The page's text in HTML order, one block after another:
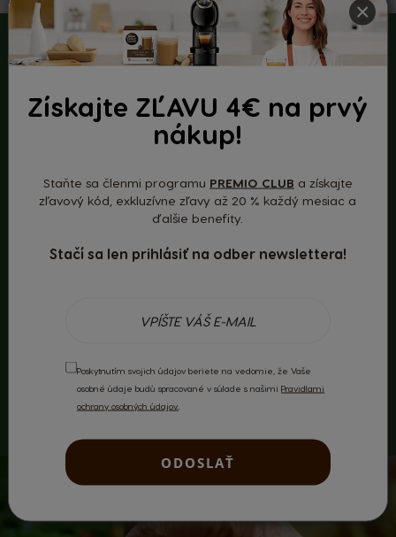
Naša káva
pochádza
z programu
Nescafé Plan
prostredníctvom programu udržateľnosti Nescafé Plan.
To zaručuje vysledovateľnosť našej kávy až po skupinu
programu, zahŕňajúce sociálne a environmentálne
postupy, vrátane pracovných podmienok farmárov a
optimalizácie hnojenia pôdy.
×
Získajte ZĽAVU 4€ na prvý
nákup!
Staňte sa členmi programu PREMIO CLUB a získajte
zľavový kód, exkluzívne zľavy až 20 % každý mesiac a
ďalšie benefity.
Stačí sa len prihlásiť na odber newslettera!
Poskytnutím svojich údajov beriete na vedomie, že Vaše
osobné údaje budú spracované v súlade s našimi Pravidlami
ochrany osobných údajov.
ODOSLAŤ